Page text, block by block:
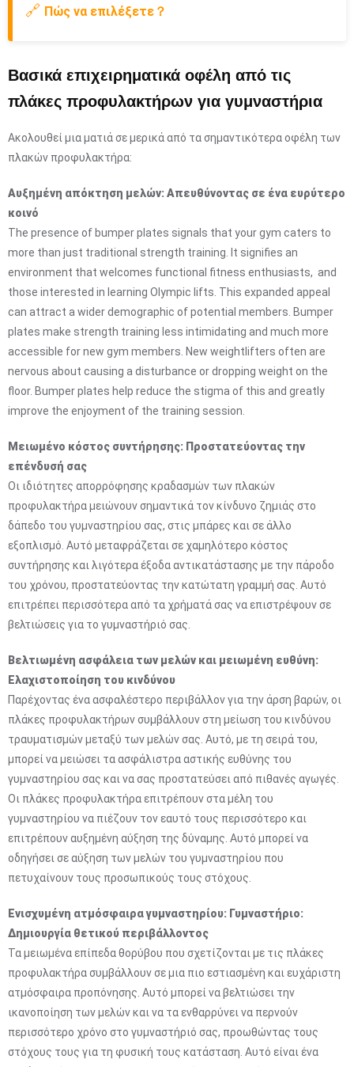
🔗 Πώς να επιλέξετε？
Βασικά επιχειρηματικά οφέλη από τις
πλάκες προφυλακτήρων για γυμναστήρια
Ακολουθεί μια ματιά σε μερικά από τα σημαντικότερα οφέλη των
πλακών προφυλακτήρα:
Αυξημένη απόκτηση μελών: Απευθύνοντας σε ένα ευρύτερο
κοινό
The presence of bumper plates signals that your gym caters to
more than just traditional strength training. It signifies an
environment that welcomes functional fitness enthusiasts, and
those interested in learning Olympic lifts. This expanded appeal
can attract a wider demographic of potential members. Bumper
plates make strength training less intimidating and much more
accessible for new gym members. New weightlifters often are
nervous about causing a disturbance or dropping weight on the
floor. Bumper plates help reduce the stigma of this and greatly
improve the enjoyment of the training session.
Μειωμένο κόστος συντήρησης: Προστατεύοντας την
επένδυσή σας
Οι ιδιότητες απορρόφησης κραδασμών των πλακών
προφυλακτήρα μειώνουν σημαντικά τον κίνδυνο ζημιάς στο
δάπεδο του γυμναστηρίου σας, στις μπάρες και σε άλλο
εξοπλισμό. Αυτό μεταφράζεται σε χαμηλότερο κόστος
συντήρησης και λιγότερα έξοδα αντικατάστασης με την πάροδο
του χρόνου, προστατεύοντας την κατώτατη γραμμή σας. Αυτό
επιτρέπει περισσότερα από τα χρήματά σας να επιστρέψουν σε
βελτιώσεις για το γυμναστήριό σας.
Βελτιωμένη ασφάλεια των μελών και μειωμένη ευθύνη:
Ελαχιστοποίηση του κινδύνου
Παρέχοντας ένα ασφαλέστερο περιβάλλον για την άρση βαρών, οι
πλάκες προφυλακτήρων συμβάλλουν στη μείωση του κινδύνου
τραυματισμών μεταξύ των μελών σας. Αυτό, με τη σειρά του,
μπορεί να μειώσει τα ασφάλιστρα αστικής ευθύνης του
γυμναστηρίου σας και να σας προστατεύσει από πιθανές αγωγές.
Οι πλάκες προφυλακτήρα επιτρέπουν στα μέλη του
γυμναστηρίου να πιέζουν τον εαυτό τους περισσότερο και
επιτρέπουν αυξημένη αύξηση της δύναμης. Αυτό μπορεί να
οδηγήσει σε αύξηση των μελών του γυμναστηρίου που
πετυχαίνουν τους προσωπικούς τους στόχους.
Ενισχυμένη ατμόσφαιρα γυμναστηρίου: Γυμναστήριο:
Δημιουργία θετικού περιβάλλοντος
Τα μειωμένα επίπεδα θορύβου που σχετίζονται με τις πλάκες
προφυλακτήρα συμβάλλουν σε μια πιο εστιασμένη και ευχάριστη
ατμόσφαιρα προπόνησης. Αυτό μπορεί να βελτιώσει την
ικανοποίηση των μελών και να τα ενθαρρύνει να περνούν
περισσότερο χρόνο στο γυμναστήριό σας, προωθώντας τους
στόχους τους για τη φυσική τους κατάσταση. Αυτό είναι ένα